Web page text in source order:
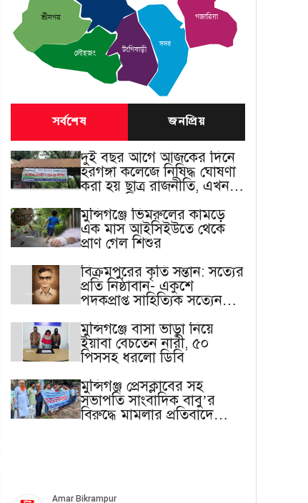
শ্রীনগর
টংগিবাড়ী
সদর
গজারিয়া
লৌহজং
সর্বশেষ জনপ্রিয়
দুই বছর আগে আজকের দিনে
হরগঙ্গা কলেজে নিষিদ্ধ ঘোষণা
করা হয় ছাত্র রাজনীতি, এখন
মুন্সিগঞ্জে ভিমরুলের কামড়ে
এক মাস আইসিইউতে থেকে
প্রাণ গেল শিশুর
বিক্রমপুরের কৃতি সন্তান: সত্যের
প্রতি নিষ্ঠাবান- একুশে
পদকপ্রাপ্ত সাহিত্যিক সত্যেন
মুন্সিগঞ্জে বাসা ভাড়া নিয়ে
ইয়াবা বেচতেন নারী, ৫০
পিসসহ ধরলো ডিবি
মুন্সিগঞ্জ প্রেসক্লাবের সহ
সভাপতি সাংবাদিক বাবু’র
বিরুদ্ধে মামলার প্রতিবাদে